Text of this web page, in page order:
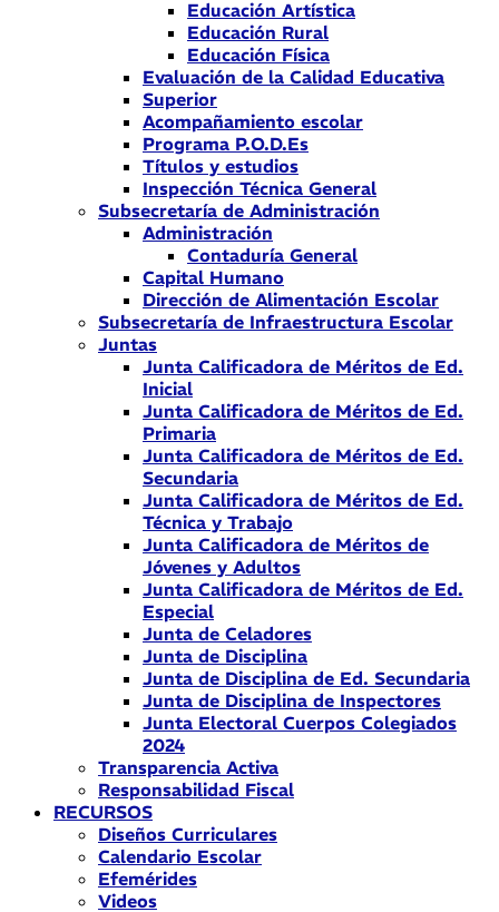
Educación Artística
Educación Rural
Educación Física
Evaluación de la Calidad Educativa
Superior
Acompañamiento escolar
Programa P.O.D.Es
Títulos y estudios
Inspección Técnica General
Subsecretaría de Administración
Administración
Contaduría General
Capital Humano
Dirección de Alimentación Escolar
Subsecretaría de Infraestructura Escolar
Juntas
Junta Calificadora de Méritos de Ed.
Inicial
Junta Calificadora de Méritos de Ed.
Primaria
Junta Calificadora de Méritos de Ed.
Secundaria
Junta Calificadora de Méritos de Ed.
Técnica y Trabajo
Junta Calificadora de Méritos de
Jóvenes y Adultos
Junta Calificadora de Méritos de Ed.
Especial
Junta de Celadores
Junta de Disciplina
Junta de Disciplina de Ed. Secundaria
Junta de Disciplina de Inspectores
Junta Electoral Cuerpos Colegiados
2024
Transparencia Activa
Responsabilidad Fiscal
RECURSOS
Diseños Curriculares
Calendario Escolar
Efemérides
Videos